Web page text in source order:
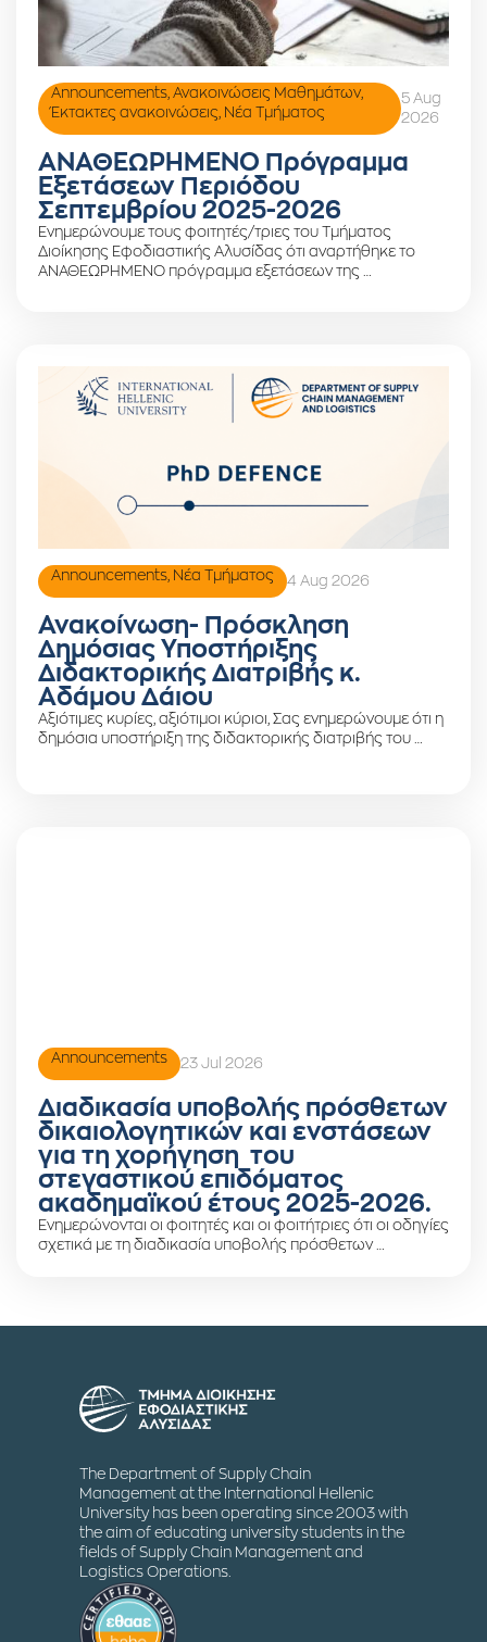
Announcements Ανακοινώσεις Μαθημάτων,
Έκτακτες ανακοινώσεις
Νέα Τμήματος
5 Aug
2026
ΑΝΑΘΕΩΡΗΜΕΝΟ Πρόγραμμα
Εξετάσεων Περιόδου
Σεπτεμβρίου 2025-2026
Ενημερώνουμε τους φοιτητές/τριες του Τμήματος
Διοίκησης Εφοδιαστικής Αλυσίδας ότι αναρτήθηκε το
ΑΝΑΘΕΩΡΗΜΕΝΟ πρόγραμμα εξετάσεων της …
Announcements Νέα Τμήματος 4 Aug 2026
Ανακοίνωση- Πρόσκληση
Δημόσιας Υποστήριξης
Διδακτορικής Διατριβής κ.
Αδάμου Δάιου
Αξιότιμες κυρίες, αξιότιμοι κύριοι, Σας ενημερώνουμε ότι η
δημόσια υποστήριξη της διδακτορικής διατριβής του …
Announcements 23 Jul 2026
Διαδικασία υποβολής πρόσθετων
δικαιολογητικών και ενστάσεων
για τη χορήγηση του
στεγαστικού επιδόματος
ακαδημαϊκού έτους 2025-2026.
Ενημερώνονται οι φοιτητές και οι φοιτήτριες ότι οι οδηγίες
σχετικά με τη διαδικασία υποβολής πρόσθετων …
The Department of Supply Chain
Management at the International Hellenic
University has been operating since 2003 with
the aim of educating university students in the
fields of Supply Chain Management and
Logistics Operations.